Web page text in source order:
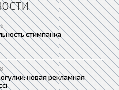
стимпанка
новая рекламная